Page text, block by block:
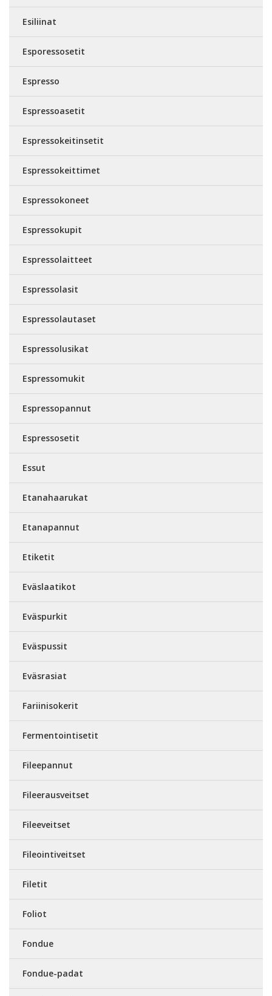
Esiliinat
Esporessosetit
Espresso
Espressoasetit
Espressokeitinsetit
Espressokeittimet
Espressokoneet
Espressokupit
Espressolaitteet
Espressolasit
Espressolautaset
Espressolusikat
Espressomukit
Espressopannut
Espressosetit
Essut
Etanahaarukat
Etanapannut
Etiketit
Eväslaatikot
Eväspurkit
Eväspussit
Eväsrasiat
Fariinisokerit
Fermentointisetit
Fileepannut
Fileerausveitset
Fileeveitset
Fileointiveitset
Filetit
Foliot
Fondue
Fondue-padat